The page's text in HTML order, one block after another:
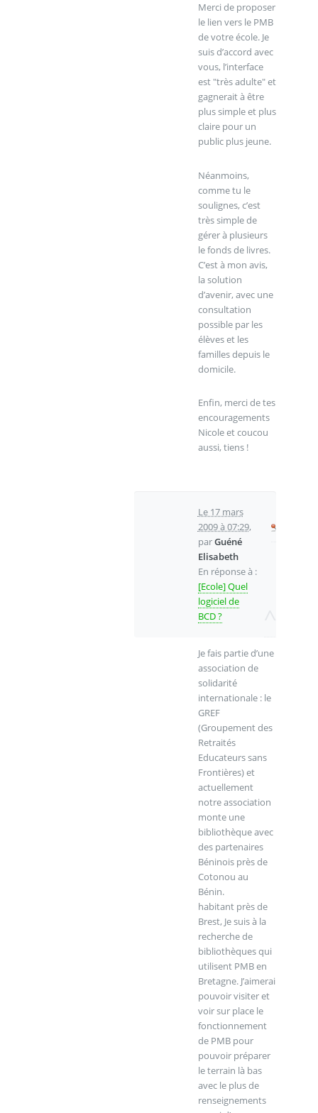
Merci de proposer
le lien vers le PMB
de votre école. Je
suis d’accord avec
vous, l’interface
est "très adulte" et
gagnerait à être
plus simple et plus
claire pour un
public plus jeune.
Néanmoins,
comme tu le
soulignes, c’est
très simple de
gérer à plusieurs
le fonds de livres.
C’est à mon avis,
la solution
d’avenir, avec une
consultation
possible par les
élèves et les
familles depuis le
domicile.
Enfin, merci de tes
encouragements
Nicole et coucou
aussi, tiens !
Le 17 mars
2009 à 07:29,
parGuéné
Elisabeth
En réponse à :
[Ecole] Quel
logiciel de
BCD ?
Je fais partie d’une
association de
solidarité
internationale : le
GREF
(Groupement des
Retraités
Educateurs sans
Frontières) et
actuellement
notre association
monte une
bibliothèque avec
des partenaires
Béninois près de
Cotonou au
Bénin.
habitant près de
Brest, Je suis à la
recherche de
bibliothèques qui
utilisent PMB en
Bretagne. J’aimerai
pouvoir visiter et
voir sur place le
fonctionnement
de PMB pour
pouvoir préparer
le terrain là bas
avec le plus de
renseignements